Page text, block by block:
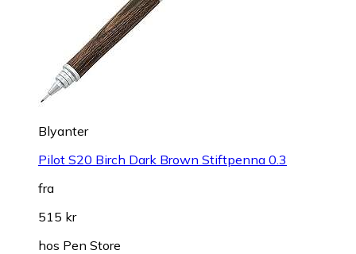
Blyanter
Pilot S20 Birch Dark Brown Stiftpenna 0.3
fra
515 kr
hos Pen Store